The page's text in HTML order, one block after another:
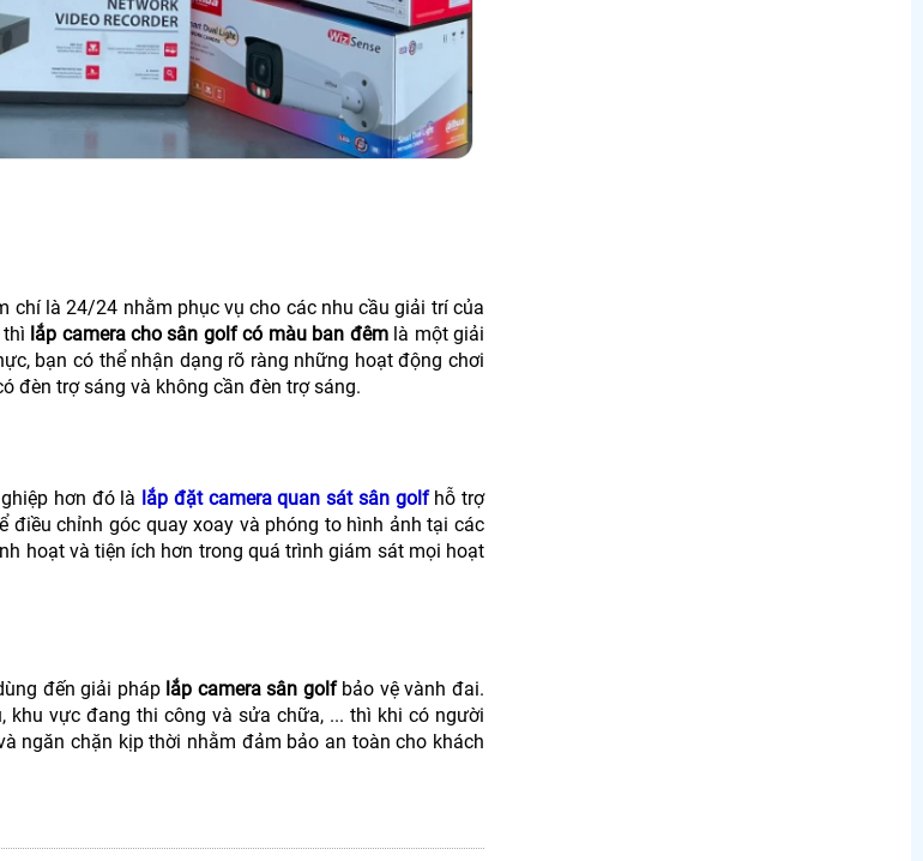
chí là 24/24 nhằm phục vụ cho các nhu cầu giải trí của
lắp camera cho sân golf có màu ban đêmlà một giải
bạn có thể nhận dạng rõ ràng những hoạt động chơi
đèn trợ sáng và không cần đèn trợ sáng.
hơn đó là lắp đặt camera quan sát sân golfhỗ trợ
điều chỉnh góc quay xoay và phóng to hình ảnh tại các
hoạt và tiện ích hơn trong quá trình giám sát mọi hoạt
đến giải pháp lắp camera sân golfbảo vệ vành đai.
vực đang thi công và sửa chữa, ... thì khi có người
ngăn chặn kịp thời nhằm đảm bảo an toàn cho khách